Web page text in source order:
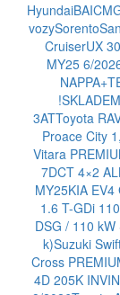
HyundaiBAIC
vozySorento
CruiserUX
MY25 6/
3ATToyota
Proace City
Vitara
7DCT 4×2
MY25KIA EV4
1.6 T-GDi
DSG / 110
k)Suzuki
Cross
4D 205K